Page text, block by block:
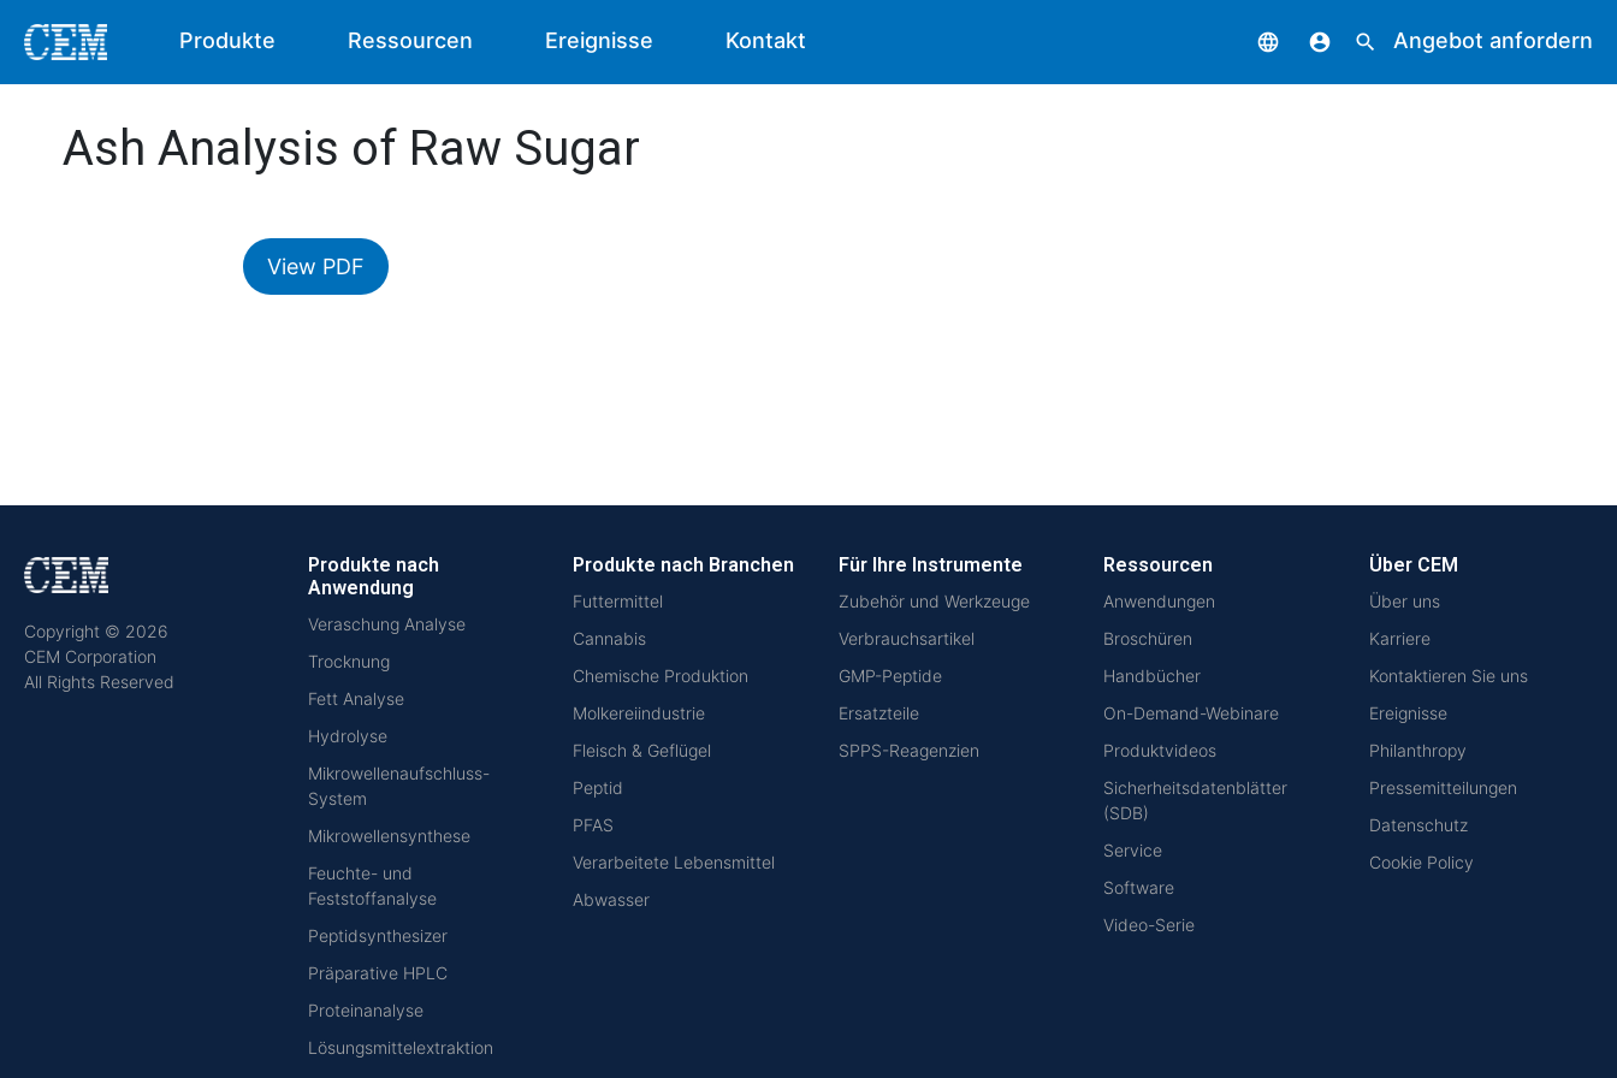
Produkte Ressourcen Ereignisse Kontakt language account_circle search Angebot anfordern
Ash Analysis of Raw Sugar
View PDF
Copyright © 2026
CEM Corporation
All Rights Reserved
Produkte nach
Anwendung
Veraschung Analyse
Trocknung
Fett Analyse
Hydrolyse
Mikrowellenaufschluss-
System
Mikrowellensynthese
Feuchte- und
Feststoffanalyse
Peptidsynthesizer
Präparative HPLC
Proteinanalyse
Lösungsmittelextraktion
Produkte nach Branchen
Futtermittel
Cannabis
Chemische Produktion
Molkereiindustrie
Fleisch & Geflügel
Peptid
PFAS
Verarbeitete Lebensmittel
Abwasser
Für Ihre Instrumente
Zubehör und Werkzeuge
Verbrauchsartikel
GMP-Peptide
Ersatzteile
SPPS-Reagenzien
Ressourcen
Anwendungen
Broschüren
Handbücher
On-Demand-Webinare
Produktvideos
Sicherheitsdatenblätter
(SDB)
Service
Software
Video-Serie
Über CEM
Über uns
Karriere
Kontaktieren Sie uns
Ereignisse
Philanthropy
Pressemitteilungen
Datenschutz
Cookie Policy